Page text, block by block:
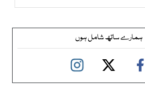
ہمارے ساتھ شامل ہوں